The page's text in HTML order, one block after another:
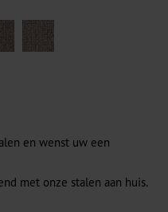
en wenst uw een
met onze stalen aan huis.